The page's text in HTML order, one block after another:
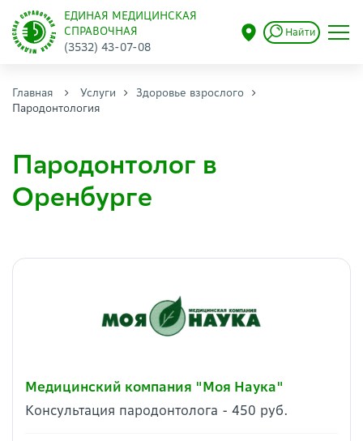
ЕДИНАЯ МЕДИЦИНСКАЯ
СПРАВОЧНАЯ
(3532) 43-07-08
Найти
Главная Услуги
Здоровье взрослого
Пародонтология
Пародонтолог в
Оренбурге
Медицинский компания "Моя Наука"
Консультация пародонтолога - 450 руб.